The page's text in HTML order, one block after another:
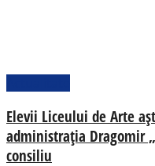
Elevii Liceului de Arte
administrația Dragomir
consiliu